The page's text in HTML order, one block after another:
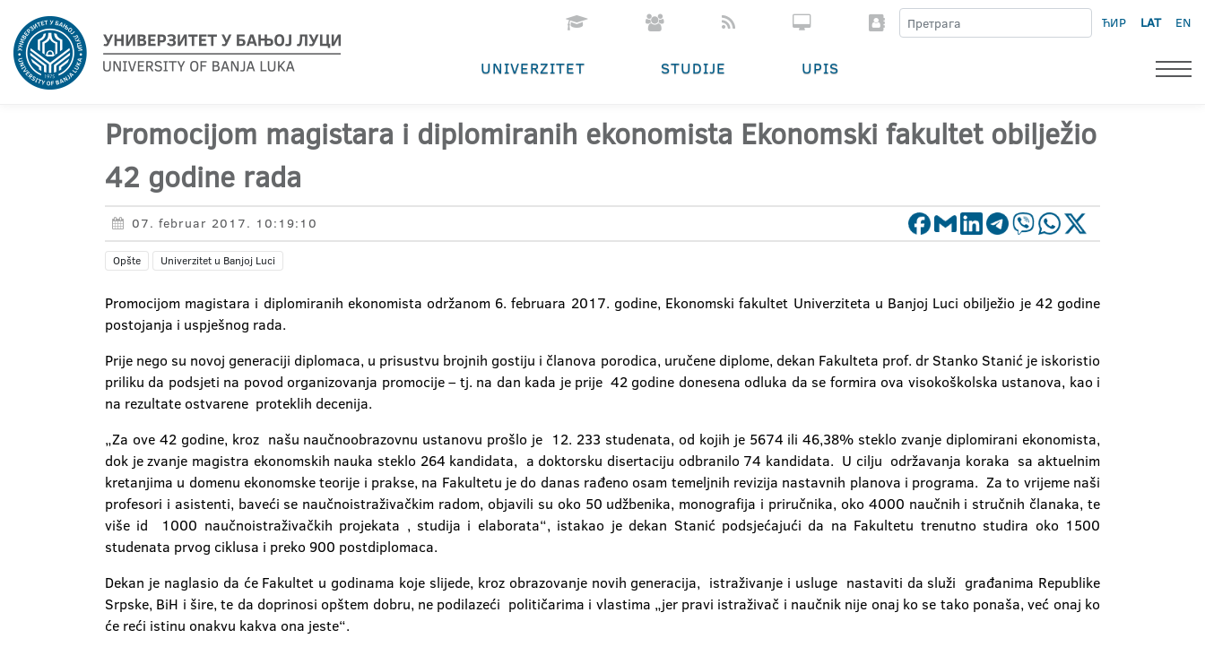
ЋИР LAT EN
UNIVERZITET STUDIJE UPIS
Promocijom magistara i diplomiranih ekonomista Ekonomski fakultet obilježio
42 godine rada
07. februar 2017. 10:19:10
Opšte Univerzitet u Banjoj Luci
Promocijom magistara i diplomiranih ekonomista održanom 6. februara 2017. godine, Ekonomski fakultet Univerziteta u Banjoj Luci obilježio je 42 godine
postojanja i uspješnog rada.
Prije nego su novoj generaciji diplomaca, u prisustvu brojnih gostiju i članova porodica, uručene diplome, dekan Fakulteta prof. dr Stanko Stanić je iskoristio
priliku da podsjeti na povod organizovanja promocije – tj. na dan kada je prije 42 godine donesena odluka da se formira ova visokoškolska ustanova, kao i
na rezultate ostvarene proteklih decenija.
„Za ove 42 godine, kroz našu naučnoobrazovnu ustanovu prošlo je 12. 233 studenata, od kojih je 5674 ili 46,38% steklo zvanje diplomirani ekonomista,
dok je zvanje magistra ekonomskih nauka steklo 264 kandidata, a doktorsku disertaciju odbranilo 74 kandidata. U cilju održavanja koraka sa aktuelnim
kretanjima u domenu ekonomske teorije i prakse, na Fakultetu je do danas rađeno osam temeljnih revizija nastavnih planova i programa. Za to vrijeme naši
profesori i asistenti, baveći se naučnoistraživačkim radom, objavili su oko 50 udžbenika, monografija i priručnika, oko 4000 naučnih i stručnih članaka, te
više id 1000 naučnoistraživačkih projekata , studija i elaborata“, istakao je dekan Stanić podsjećajući da na Fakultetu trenutno studira oko 1500
studenata prvog ciklusa i preko 900 postdiplomaca.
Dekan je naglasio da će Fakultet u godinama koje slijede, kroz obrazovanje novih generacija, istraživanje i usluge nastaviti da služi građanima Republike
Srpske, BiH i šire, te da doprinosi opštem dobru, ne podilazeći političarima i vlastima „jer pravi istraživač i naučnik nije onaj ko se tako ponaša, već onaj ko
će reći istinu onakvu kakva ona jeste“.